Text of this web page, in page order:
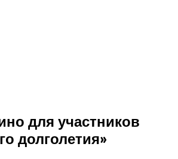
для участников
долголетия»